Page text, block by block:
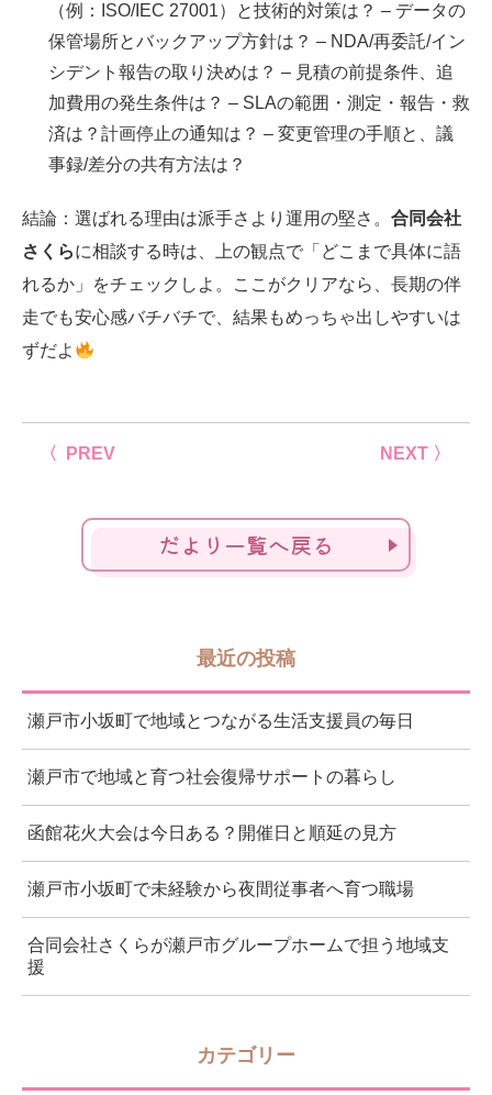
（例：ISO/IEC 27001）と技術的対策は？ – データの
保管場所とバックアップ方針は？ – NDA/再委託/イン
シデント報告の取り決めは？ – 見積の前提条件、追
加費用の発生条件は？ – SLAの範囲・測定・報告・救
済は？計画停止の通知は？ – 変更管理の手順と、議
事録/差分の共有方法は？
結論：選ばれる理由は派手さより運用の堅さ。 合同会社
さくらに相談する時は、上の観点で「どこまで具体に語
れるか」をチェックしよ。ここがクリアなら、長期の伴
走でも安心感バチバチで、結果もめっちゃ出しやすいは
ずだよ
〈 PREV NEXT 〉
だより一覧へ戻る
最近の投稿
瀬戸市小坂町で地域とつながる生活支援員の毎日
瀬戸市で地域と育つ社会復帰サポートの暮らし
函館花火大会は今日ある？開催日と順延の見方
瀬戸市小坂町で未経験から夜間従事者へ育つ職場
合同会社さくらが瀬戸市グループホームで担う地域支
援
カテゴリー